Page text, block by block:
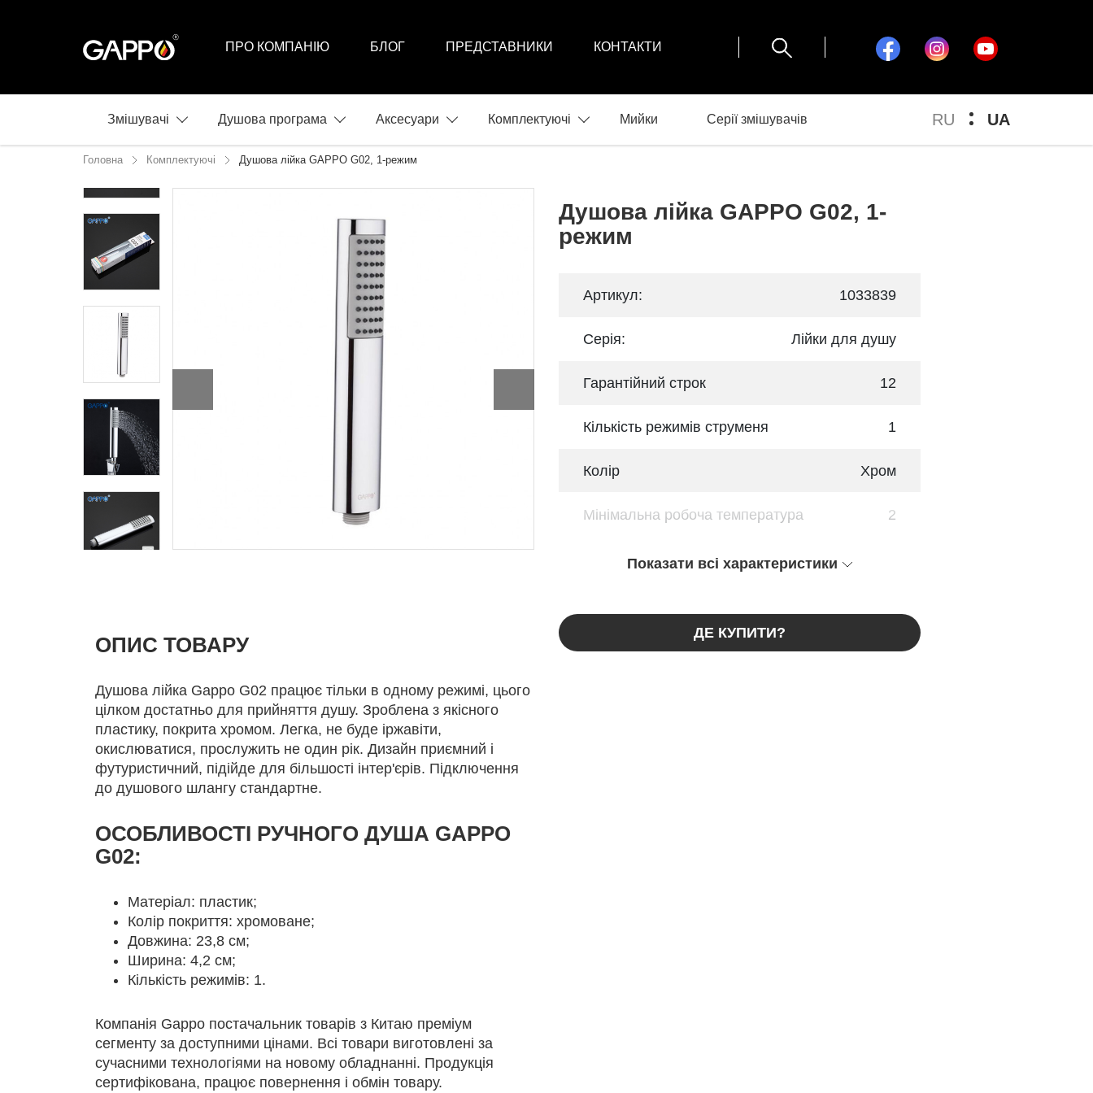
ПРО КОМПАНІЮ БЛОГ ПРЕДСТАВНИКИ КОНТАКТИ
RU UA
Змішувачі Душова програма Аксесуари Комплектуючі Мийки Серії змішувачів
Головна Комплектуючі Душова лійка GAPPO G02, 1-режим
ОПИС ТОВАРУ
Душова лійка Gappo G02 працює тільки в одному режимі, цього
цілком достатньо для прийняття душу. Зроблена з якісного
пластику, покрита хромом. Легка, не буде іржавіти,
окислюватися, прослужить не один рік. Дизайн приємний і
футуристичний, підійде для більшості інтер'єрів. Підключення
до душового шлангу стандартне.
ОСОБЛИВОСТІ РУЧНОГО ДУША GAPPO
G02:
Матеріал: пластик;
Колір покриття: хромоване;
Довжина: 23,8 см;
Ширина: 4,2 см;
Кількість режимів: 1.
Компанія Gappo постачальник товарів з Китаю преміум
сегменту за доступними цінами. Всі товари виготовлені за
сучасними технологіями на новому обладнанні. Продукція
сертифікована, працює повернення і обмін товару.
Душова лійка GAPPO G02, 1-
режим
Артикул: 1033839
Серія: Лійки для душу
Гарантійний строк 12
Кількість режимів струменя 1
Колір Хром
Мінімальна робоча температура 2
Показати всі характеристики
ДЕ КУПИТИ?